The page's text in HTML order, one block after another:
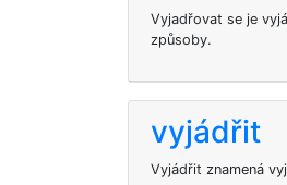
Vyjadřovat se je
způsoby.
vyjádřit
Vyjádřit znamená